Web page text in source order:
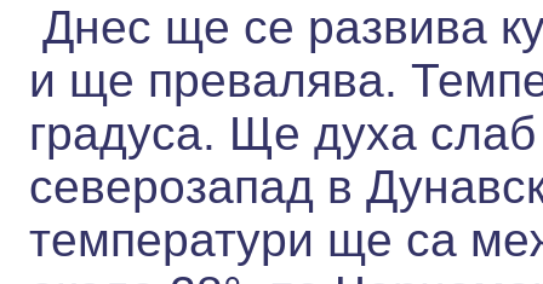
Днес ще се развива
и ще превалява.
градуса. Ще духа
северозапад в
температури ще са